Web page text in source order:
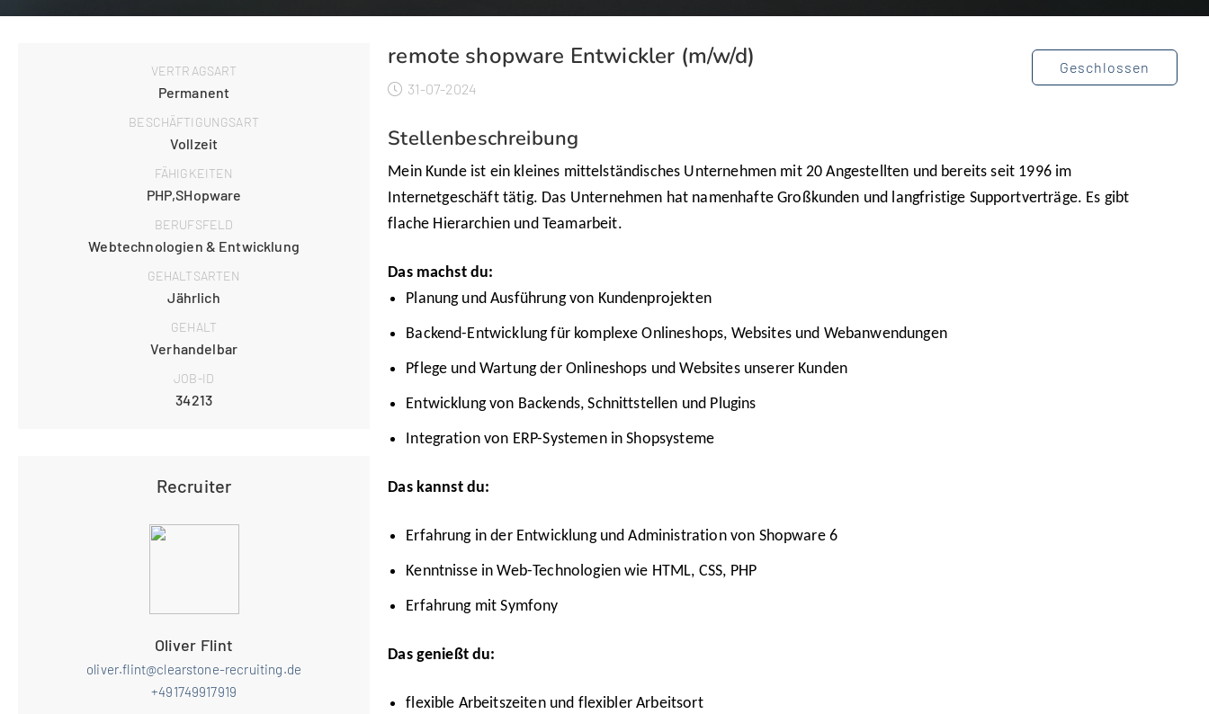
remote shopware Entwickler (m/w/d)
31-07-2024
Geschlossen
VERTRAGSART
Permanent
BESCHÄFTIGUNGSART
Vollzeit
FÄHIGKEITEN
PHP,SHopware
BERUFSFELD
Webtechnologien & Entwicklung
GEHALTSARTEN
Jährlich
GEHALT
Verhandelbar
JOB-ID
34213
Stellenbeschreibung
Mein Kunde ist ein kleines mittelständisches Unternehmen mit 20 Angestellten und bereits seit 1996 im
Internetgeschäft tätig. Das Unternehmen hat namenhafte Großkunden und langfristige Supportverträge. Es gibt
flache Hierarchien und Teamarbeit.
Das machst du:
Planung und Ausführung von Kundenprojekten
Backend-Entwicklung für komplexe Onlineshops, Websites und Webanwendungen
Pflege und Wartung der Onlineshops und Websites unserer Kunden
Entwicklung von Backends, Schnittstellen und Plugins
Integration von ERP-Systemen in Shopsysteme
Das kannst du:
Erfahrung in der Entwicklung und Administration von Shopware 6
Kenntnisse in Web-Technologien wie HTML, CSS, PHP
Erfahrung mit Symfony
Das genießt du:
flexible Arbeitszeiten und flexibler Arbeitsort
Recruiter
Oliver Flint
oliver.flint@clearstone-recruiting.de
+491749917919